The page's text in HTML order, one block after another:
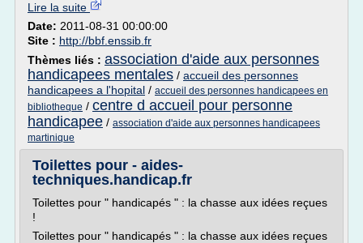
Lire la suite
Date: 2011-08-31 00:00:00
Site : http://bbf.enssib.fr
Thèmes liés : association d'aide aux personnes
handicapees mentales / accueil des personnes
handicapees a l'hopital / accueil des personnes handicapees en
bibliotheque / centre d accueil pour personne
handicapee / association d'aide aux personnes handicapees
martinique
Toilettes pour - aides-
techniques.handicap.fr
Toilettes pour " handicapés " : la chasse aux idées reçues
!
Toilettes pour " handicapés " : la chasse aux idées reçues